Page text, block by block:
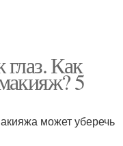
Как
5
может уберечь